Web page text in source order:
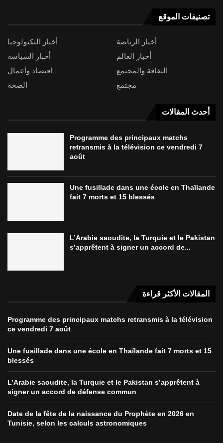
تصنيفات الموقع
أخبار التكنولوجيا
أخبار الرياضة
أخبار السياسة
أخبار العالم
اقتصاد وأعمال
الثقافة والمجتمع
الصحة
مجتمع
أحدث المقالات
Programme des principaux matchs
retransmis à la télévision ce vendredi 7
août
Une fusillade dans une école en Thaïlande
fait 7 morts et 15 blessés
L’Arabie saoudite, la Turquie et le Pakistan
s’apprêtent à signer un accord de...
المقالات الأكثر قراءة
Programme des principaux matchs retransmis à la télévision
ce vendredi 7 août
Une fusillade dans une école en Thaïlande fait 7 morts et 15
blessés
L’Arabie saoudite, la Turquie et le Pakistan s’apprêtent à
signer un accord de défense commun
Date de la fête de la naissance du Prophète en 2026 en
Tunisie, selon les calculs astronomiques